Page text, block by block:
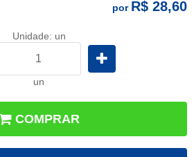
por R$ 28,60
Unidade: un
un
COMPRAR